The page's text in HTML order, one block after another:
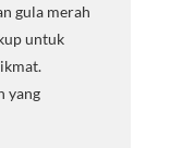
gula merah
untuk
yang